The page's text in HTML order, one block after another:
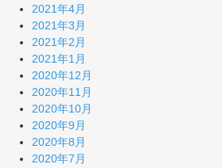
2021年4月
2021年3月
2021年2月
2021年1月
2020年12月
2020年11月
2020年10月
2020年9月
2020年8月
2020年7月